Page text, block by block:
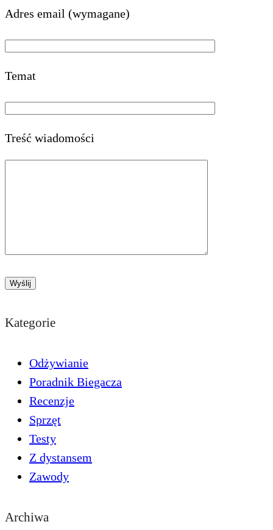
Adres email (wymagane)
Temat
Treść wiadomości
Kategorie
Odżywianie
Poradnik Biegacza
Recenzje
Sprzęt
Testy
Z dystansem
Zawody
Archiwa